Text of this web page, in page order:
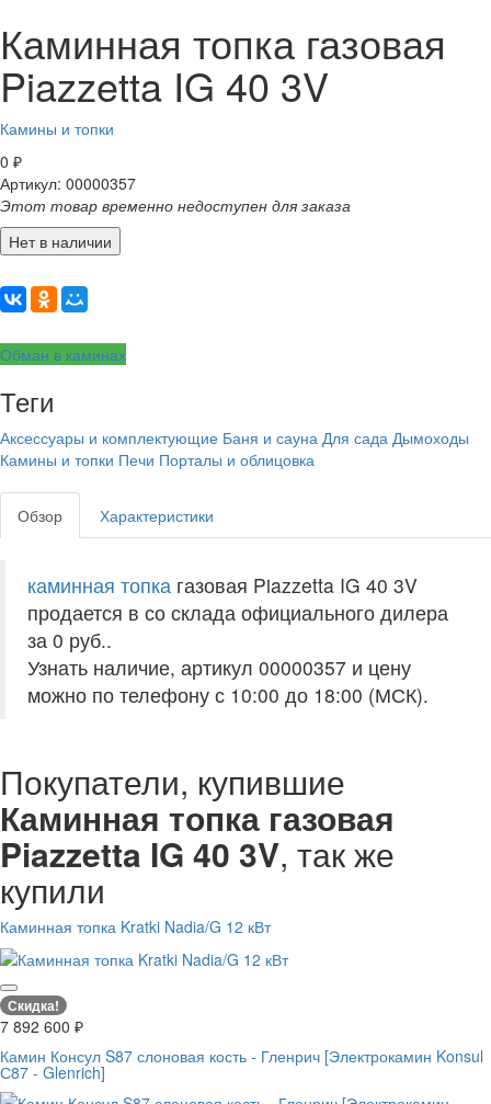
Каминная топка газовая
Piazzetta IG 40 3V
Камины и топки
0 ₽
Артикул: 00000357
Этот товар временно недоступен для заказа
Нет в наличии
Обман в каминах
Теги
Аксессуары и комплектующие Баня и сауна Для сада Дымоходы
Камины и топки Печи Порталы и облицовка
Обзор Характеристики
каминная топка газовая Piazzetta IG 40 3V
продается в со склада официального дилера
за 0 руб..
Узнать наличие, артикул 00000357 и цену
можно по телефону с 10:00 до 18:00 (МСК).
Покупатели, купившие
Каминная топка газовая
Piazzetta IG 40 3V, так же
купили
Каминная топка Kratki Nadia/G 12 кВт
Скидка!
7 892 600 ₽
Камин Консул S87 слоновая кость - Гленрич [Электрокамин Konsul
С87 - Glenrich]